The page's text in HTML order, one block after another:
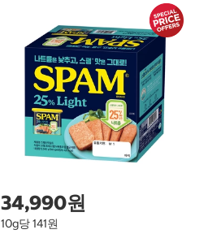
34,990원
10g당 141원